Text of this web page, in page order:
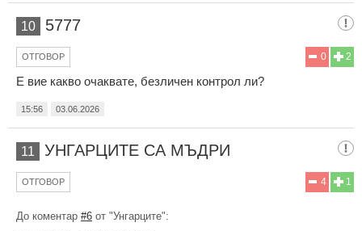
10 5777
2
0
ОТГОВОР
Е вие какво очаквате, безличен контрол ли?
15:56 03.06.2026
11 УНГАРЦИТЕ СА МЪДРИ
1
4
ОТГОВОР
До коментар #6 от "Унгарците":